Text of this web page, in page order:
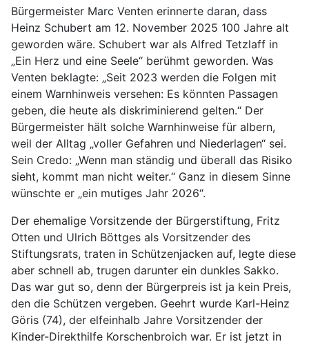
Bürgermeister Marc Venten erinnerte daran, dass
Heinz Schubert am 12. November 2025 100 Jahre alt
geworden wäre. Schubert war als Alfred Tetzlaff in
„Ein Herz und eine Seele“ berühmt geworden. Was
Venten beklagte: „Seit 2023 werden die Folgen mit
einem Warnhinweis versehen: Es könnten Passagen
geben, die heute als diskriminierend gelten.“ Der
Bürgermeister hält solche Warnhinweise für albern,
weil der Alltag „voller Gefahren und Niederlagen“ sei.
Sein Credo: „Wenn man ständig und überall das Risiko
sieht, kommt man nicht weiter.“ Ganz in diesem Sinne
wünschte er „ein mutiges Jahr 2026“.
Der ehemalige Vorsitzende der Bürgerstiftung, Fritz
Otten und Ulrich Böttges als Vorsitzender des
Stiftungsrats, traten in Schützenjacken auf, legte diese
aber schnell ab, trugen darunter ein dunkles Sakko.
Das war gut so, denn der Bürgerpreis ist ja kein Preis,
den die Schützen vergeben. Geehrt wurde Karl-Heinz
Göris (74), der elfeinhalb Jahre Vorsitzender der
Kinder-Direkthilfe Korschenbroich war. Er ist jetzt in